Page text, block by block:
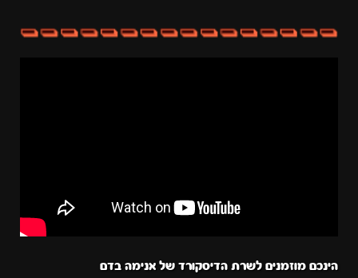
הינכם מוזמנים לשרת הדיסקורד של אנימה בדם